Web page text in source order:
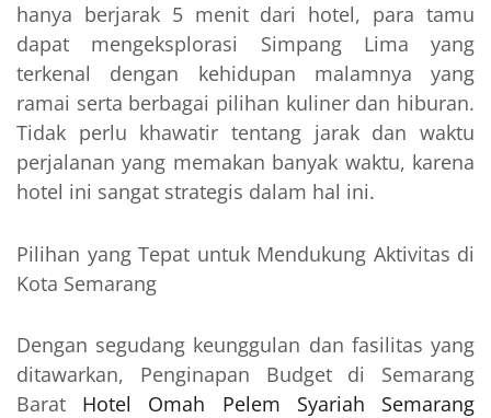
hanya berjarak 5 menit dari hotel, para tamu
dapat mengeksplorasi Simpang Lima yang
terkenal dengan kehidupan malamnya yang
ramai serta berbagai pilihan kuliner dan hiburan.
Tidak perlu khawatir tentang jarak dan waktu
perjalanan yang memakan banyak waktu, karena
hotel ini sangat strategis dalam hal ini.
Pilihan yang Tepat untuk Mendukung Aktivitas di
Kota Semarang
Dengan segudang keunggulan dan fasilitas yang
ditawarkan, Penginapan Budget di Semarang
Barat Hotel Omah Pelem Syariah Semarang